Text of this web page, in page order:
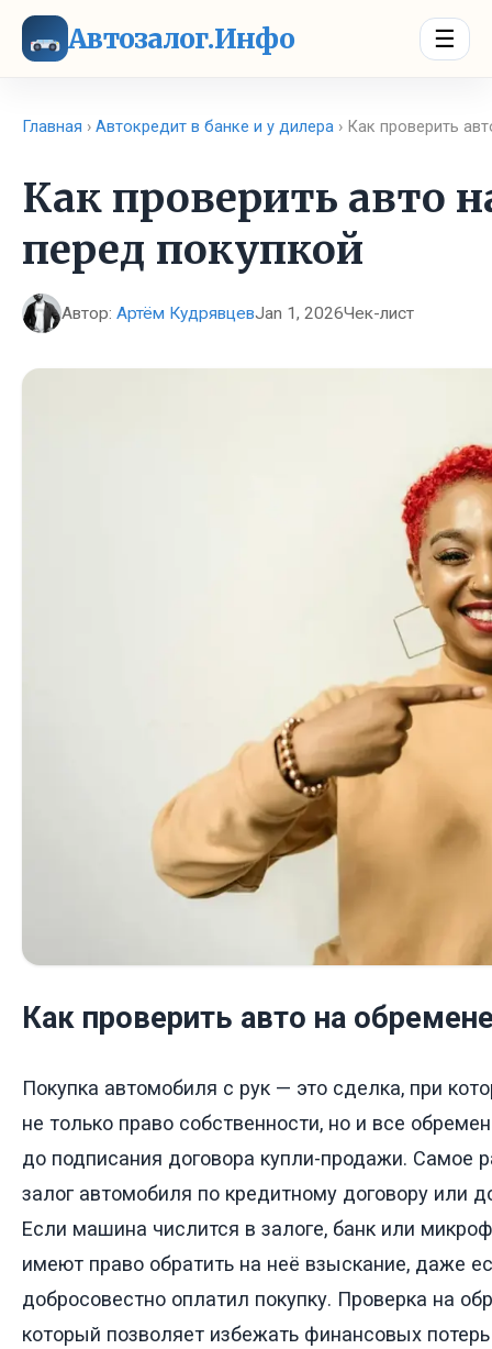
Автозалог.Инфо ☰
Главная › Автокредит в банке и у дилера › Как проверить
Как проверить авто
перед покупкой
Автор: Артём КудрявцевJan 1, 2026Чек-лист
Как проверить авто на
Покупка автомобиля с рук — это сделка, при
не только право собственности, но и все
до подписания договора купли-продажи. Самое
залог автомобиля по кредитному договору или
Если машина числится в залоге, банк или
имеют право обратить на неё взыскание, даже
добросовестно оплатил покупку. Проверка на
который позволяет избежать финансовых